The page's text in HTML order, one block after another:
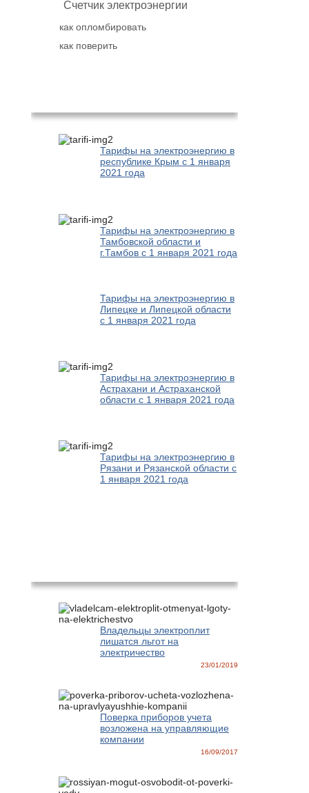
Счетчик электроэнергии
как опломбировать
как поверить
Тарифы на электроэнергию в
республике Крым с 1 января
2021 года
Тарифы на электроэнергию в
Тамбовской области и
г.Тамбов с 1 января 2021 года
Тарифы на электроэнергию в
Липецке и Липецкой области
с 1 января 2021 года
Тарифы на электроэнергию в
Астрахани и Астраханской
области с 1 января 2021 года
Тарифы на электроэнергию в
Рязани и Рязанской области с
1 января 2021 года
Владельцы электроплит
лишатся льгот на
электричество
23/01/2019
Поверка приборов учета
возложена на управляющие
компании
16/09/2017